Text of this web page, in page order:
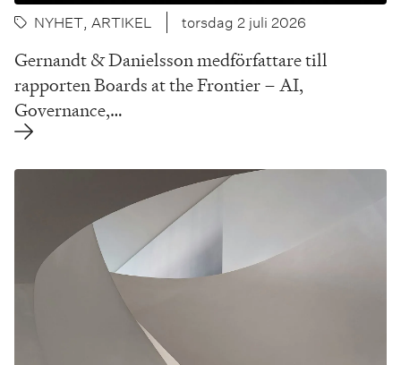
NYHET , ARTIKEL torsdag 2 juli 2026
Gernandt & Danielsson medförfattare till
rapporten Boards at the Frontier – AI,
Governance,…